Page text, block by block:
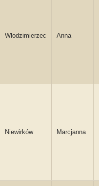
Włodzimierzec Anna
Niewirków Marcjanna